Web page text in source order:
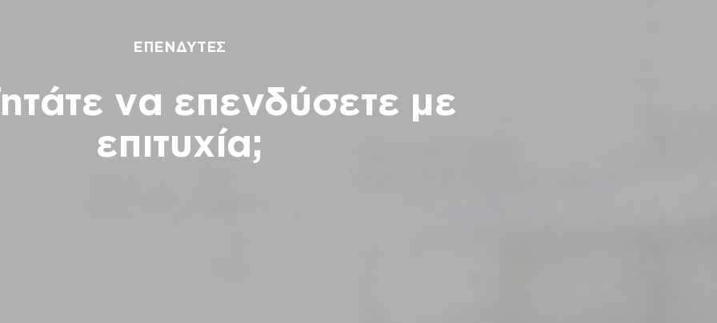
ΕΠΕΝΔΥΤΕΣ
να επενδύσετε με
επιτυχία;